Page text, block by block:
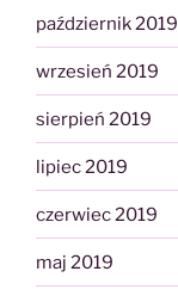
październik 2019
wrzesień 2019
sierpień 2019
lipiec 2019
czerwiec 2019
maj 2019